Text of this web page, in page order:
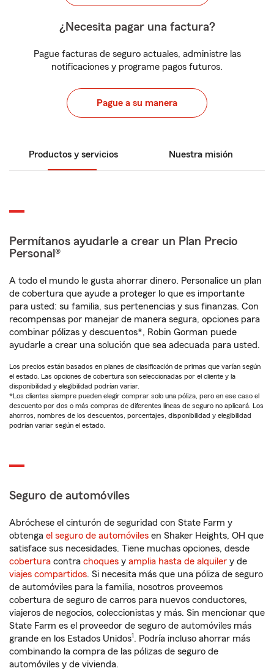
¿Necesita pagar una factura?
Pague facturas de seguro actuales, administre las
notificaciones y programe pagos futuros.
Pague a su manera
Productos y servicios Nuestra misión
Permítanos ayudarle a crear un Plan Precio
Personal®
A todo el mundo le gusta ahorrar dinero. Personalice un plan
de cobertura que ayude a proteger lo que es importante
para usted: su familia, sus pertenencias y sus finanzas. Con
recompensas por manejar de manera segura, opciones para
combinar pólizas y descuentos*, Robin Gorman puede
ayudarle a crear una solución que sea adecuada para usted.
Los precios están basados en planes de clasificación de primas que varían según
el estado. Las opciones de cobertura son seleccionadas por el cliente y la
disponibilidad y elegibilidad podrían variar.
*Los clientes siempre pueden elegir comprar solo una póliza, pero en ese caso el
descuento por dos o más compras de diferentes líneas de seguro no aplicará. Los
ahorros, nombres de los descuentos, porcentajes, disponibilidad y elegibilidad
podrían variar según el estado.
Seguro de automóviles
Abróchese el cinturón de seguridad con State Farm y
obtenga el seguro de automóviles en Shaker Heights, OH que
satisface sus necesidades. Tiene muchas opciones, desde
cobertura contra choques y amplia hasta de alquiler y de
viajes compartidos. Si necesita más que una póliza de seguro
de automóviles para la familia, nosotros proveemos
cobertura de seguro de carros para nuevos conductores,
viajeros de negocios, coleccionistas y más. Sin mencionar que
State Farm es el proveedor de seguro de automóviles más
grande en los Estados Unidos1. Podría incluso ahorrar más
combinando la compra de las pólizas de seguro de
automóviles y de vivienda.